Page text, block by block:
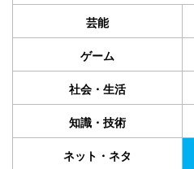
芸能
ゲーム
社会・生活
知識・技術
ネット・ネタ